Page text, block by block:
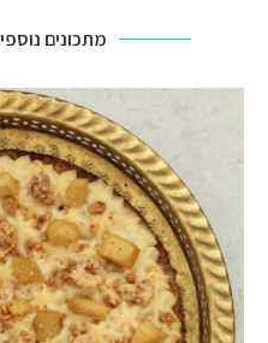
מתכונים